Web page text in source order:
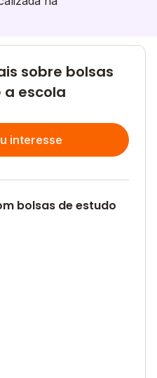
sobre bolsas
a escola
interesse
bolsas de estudo